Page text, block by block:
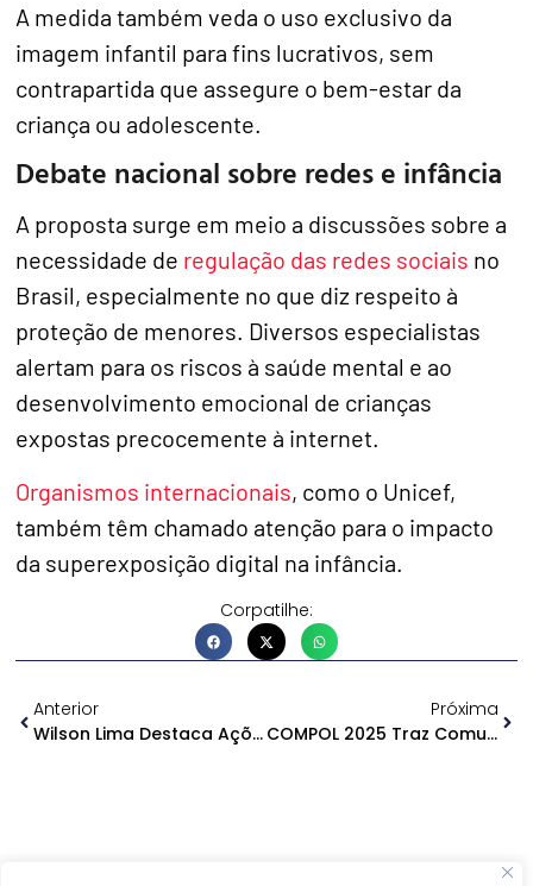
A medida também veda o uso exclusivo da
imagem infantil para fins lucrativos, sem
contrapartida que assegure o bem-estar da
criança ou adolescente.
Debate nacional sobre redes e infância
A proposta surge em meio a discussões sobre a
necessidade de regulação das redes sociais no
Brasil, especialmente no que diz respeito à
proteção de menores. Diversos especialistas
alertam para os riscos à saúde mental e ao
desenvolvimento emocional de crianças
expostas precocemente à internet.
Organismos internacionais, como o Unicef,
também têm chamado atenção para o impacto
da superexposição digital na infância.
Corpatilhe:
Anterior
Wilson Lima Destaca Ações No Fórum De Segurança Pública
Próxima
COMPOL 2025 Traz Comunicação Política Para Manaus Em Outubro